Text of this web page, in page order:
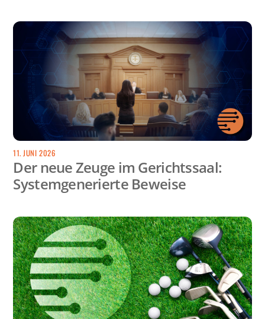
11. JUNI 2026
Der neue Zeuge im Gerichtssaal:
Systemgenerierte Beweise